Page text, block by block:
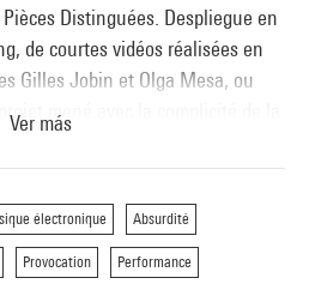
Distinguées. Despliegue en
de courtes vidéos réalisées en
Gilles Jobin et Olga Mesa, ou
mené avec la complicité de la
de travail. Avec llámame
pièce vidéo-chorégraphique
du corps qui est aussi le
les images en même temps
Ver más
électronique Absurdité
Provocation Performance